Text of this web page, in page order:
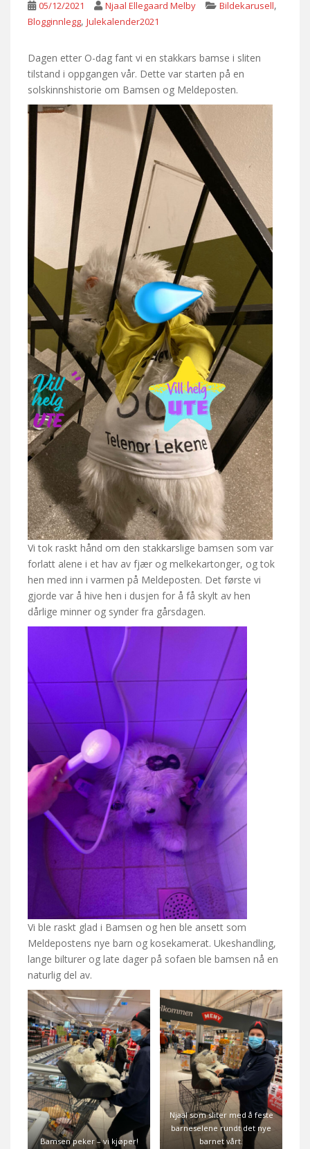
05/12/2021 Njaal Ellegaard Melby Bildekarusell,
Blogginnlegg, Julekalender2021
Dagen etter O-dag fant vi en stakkars bamse i sliten
tilstand i oppgangen vår. Dette var starten på en
solskinnshistorie om Bamsen og Meldeposten.
Vi tok raskt hånd om den stakkarslige bamsen som var
forlatt alene i et hav av fjær og melkekartonger, og tok
hen med inn i varmen på Meldeposten. Det første vi
gjorde var å hive hen i dusjen for å få skylt av hen
dårlige minner og synder fra gårsdagen.
Vi ble raskt glad i Bamsen og hen ble ansett som
Meldepostens nye barn og kosekamerat. Ukeshandling,
lange bilturer og late dager på sofaen ble bamsen nå en
naturlig del av.
Bamsen peker – vi kjøper!
Njaal som sliter med å feste
barneselene rundt det nye
barnet vårt.